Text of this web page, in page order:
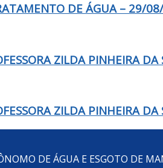
DE ÁGUA – 29/
ZILDA PINHEIRA
ZILDA PINHEIRA
DE ÁGUA E ESGOTO DE